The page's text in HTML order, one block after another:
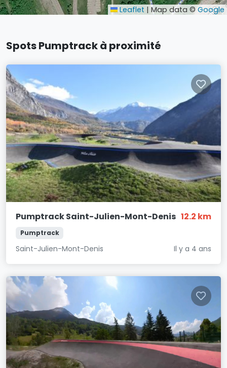
Leaflet | Map data © Google
Spots Pumptrack à proximité
Pumptrack Saint-Julien-Mont-Denis 12.2 km
Pumptrack
Saint-Julien-Mont-Denis Il y a 4 ans